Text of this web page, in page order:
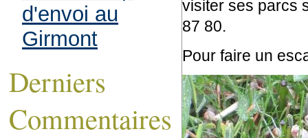
visiter ses parcs
87 80.
Pour faire un
d'envoi au
Girmont
Derniers
Commentaires